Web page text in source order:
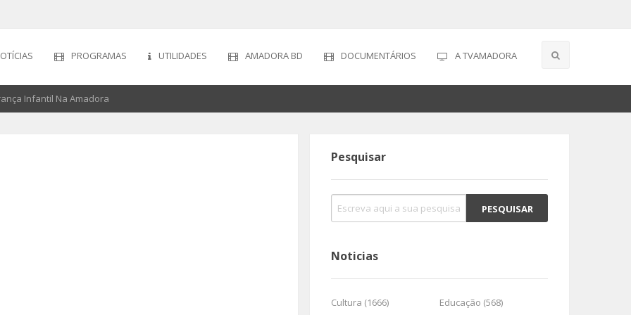
PROGRAMAS UTILIDADES AMADORA BD DOCUMENTÁRIOS A TVAMADORA
Infantil Na Amadora
Pesquisar
Noticias
Cultura (1666)
Educação (568)